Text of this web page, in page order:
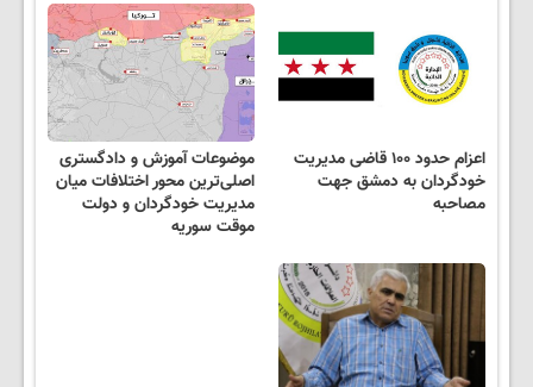
اعزام حدود ۱۰۰ قاضی مدیریت
خودگردان به دمشق جهت
مصاحبه
موضوعات آموزش و دادگستری
اصلی‌ترین محور اختلافات میان
مدیریت خودگردان و دولت
موقت سوریه